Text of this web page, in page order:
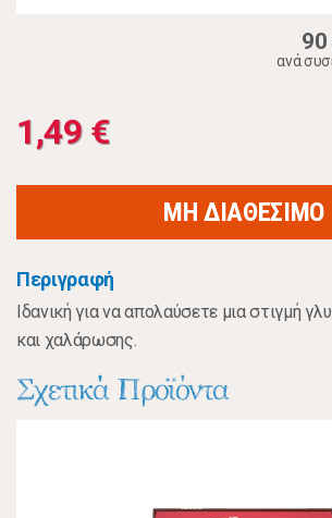
90
ανά
1,49 €
ΜΗ ΔΙΑΘΕΣΙΜΟ
Περιγραφή
Ιδανική για να απολαύσετε μια στιγμή
και χαλάρωσης.
Σχετικά Προϊόντα